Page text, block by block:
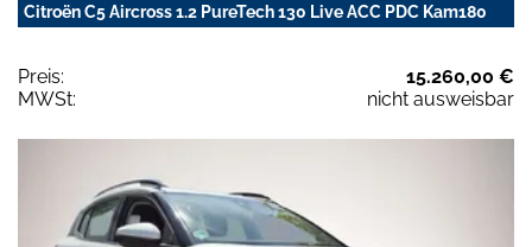
Citroën C5 Aircross 1.2 PureTech 130 Live ACC PDC Kam180
Preis:
15.260,00 €
MWSt:
nicht ausweisbar